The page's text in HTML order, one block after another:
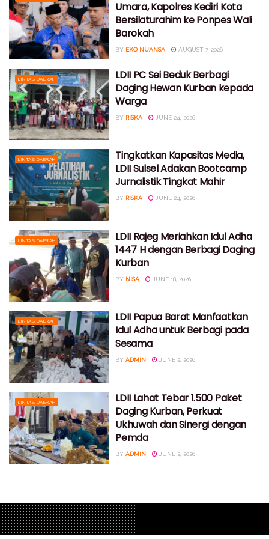
Umara, Kapolres Kediri Kota
Bersilaturahim ke Ponpes Wali
Barokah
BY EKO NUANSA AUGUST 7, 2026
LINTAS DAERAH
LDII PC Sei Beduk Berbagi
Daging Hewan Kurban kepada
Warga
BY RISKA JUNE 24, 2026
LINTAS DAERAH
Tingkatkan Kapasitas Media,
LDII Sulsel Adakan Bootcamp
Jurnalistik Tingkat Mahir
BY RISKA JUNE 24, 2026
LINTAS DAERAH
LDII Rajeg Meriahkan Idul Adha
1447 H dengan Berbagi Daging
Kurban
BY NISA JUNE 18, 2026
LINTAS DAERAH
LDII Papua Barat Manfaatkan
Idul Adha untuk Berbagi pada
Sesama
BY ADMIN JUNE 2, 2026
LINTAS DAERAH
LDII Lahat Tebar 1.500 Paket
Daging Kurban, Perkuat
Ukhuwah dan Sinergi dengan
Pemda
BY ADMIN JUNE 2, 2026